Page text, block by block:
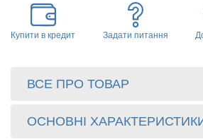
Купити в кредит Задати питання
ВСЕ ПРО ТОВАР
ОСНОВНІ